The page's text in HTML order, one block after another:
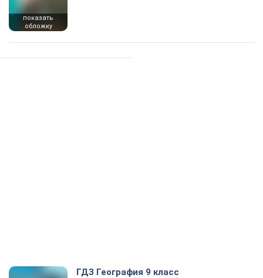
показать
обложку
ГДЗ География 9 класс